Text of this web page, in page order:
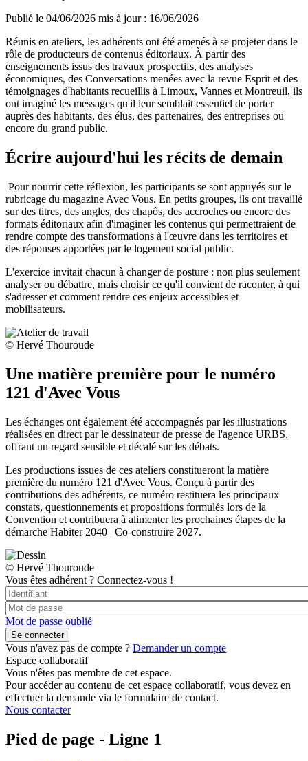
Publié le 04/06/2026 mis à jour : 16/06/2026
Réunis en ateliers, les adhérents ont été amenés à se projeter dans le
rôle de producteurs de contenus éditoriaux. À partir des
enseignements issus des travaux prospectifs, des analyses
économiques, des Conversations menées avec la revue Esprit et des
témoignages d'habitants recueillis à Limoux, Vannes et Montreuil, ils
ont imaginé les messages qu'il leur semblait essentiel de porter
auprès des habitants, des élus, des partenaires, des entreprises ou
encore du grand public.
Écrire aujourd'hui les récits de demain
Pour nourrir cette réflexion, les participants se sont appuyés sur le
rubricage du magazine Avec Vous. En petits groupes, ils ont travaillé
sur des titres, des angles, des chapôs, des accroches ou encore des
formats éditoriaux afin d'imaginer les contenus qui permettraient de
rendre compte des transformations à l'œuvre dans les territoires et
des réponses apportées par le logement social public.
L'exercice invitait chacun à changer de posture : non plus seulement
analyser ou débattre, mais choisir ce qu'il convient de raconter, à qui
s'adresser et comment rendre ces enjeux accessibles et
mobilisateurs.
© Hervé Thouroude
Une matière première pour le numéro
121 d'Avec Vous
Les échanges ont également été accompagnés par les illustrations
réalisées en direct par le dessinateur de presse de l'agence URBS,
offrant un regard sensible et décalé sur les débats.
Les productions issues de ces ateliers constitueront la matière
première du numéro 121 d'Avec Vous. Conçu à partir des
contributions des adhérents, ce numéro restituera les principaux
constats, questionnements et propositions formulés lors de la
Convention et contribuera à alimenter les prochaines étapes de la
démarche Habiter 2040 | Co-construire 2027.
© Hervé Thouroude
Vous êtes adhérent ? Connectez-vous !
Mot de passe oublié
Vous n'avez pas de compte ? Demander un compte
Espace collaboratif
Vous n'êtes pas membre de cet espace.
Pour accéder au contenu de cet espace collaboratif, vous devez en
effectuer la demande via le formulaire de contact.
Nous contacter
Pied de page - Ligne 1